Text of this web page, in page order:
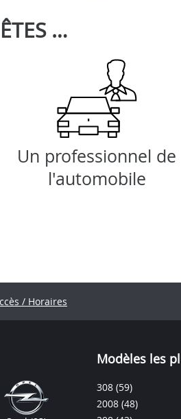
…
Un professionnel de
l'automobile
/ Horaires
Modèles les
308 (59)
2008 (48)